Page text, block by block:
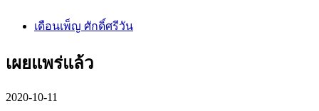
เดือนเพ็ญ ศักดิ์ศรีวัน
เผยแพร่แล้ว
2020-10-11